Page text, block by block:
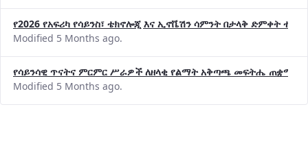
የ2026 የአፍሪካ የሳይንስ፣ ቴክኖሎጂ እና ኢኖቬሽን ሳምንት በታላቅ ድምቀት
Modified 5 Months ago.
የሳይንሳዊ ጥናትና ምርምር ሥራዎች ለዘላቂ የልማት አቅጣጫ መፍትሔ ጠቋሚ
Modified 5 Months ago.